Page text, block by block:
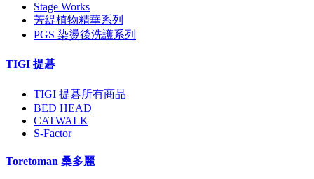
Stage Works
芳緹植物精華系列
PGS 染燙後洗護系列
TIGI 提碁
TIGI 提碁所有商品
BED HEAD
CATWALK
S-Factor
Toretoman 桑多麗